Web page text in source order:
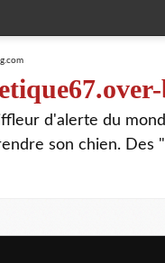
d'alerte du
son chien. Des